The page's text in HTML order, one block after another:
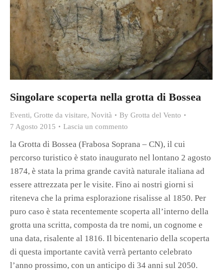
Singolare scoperta nella grotta di Bossea
Eventi, Grotte da visitare, Novità By Grotta del Vento
7 Agosto 2015
Lascia un commento
la Grotta di Bossea (Frabosa Soprana – CN), il cui
percorso turistico è stato inaugurato nel lontano 2 agosto
1874, è stata la prima grande cavità naturale italiana ad
essere attrezzata per le visite. Fino ai nostri giorni si
riteneva che la prima esplorazione risalisse al 1850. Per
puro caso è stata recentemente scoperta all’interno della
grotta una scritta, composta da tre nomi, un cognome e
una data, risalente al 1816. Il bicentenario della scoperta
di questa importante cavità verrà pertanto celebrato
l’anno prossimo, con un anticipo di 34 anni sul 2050.